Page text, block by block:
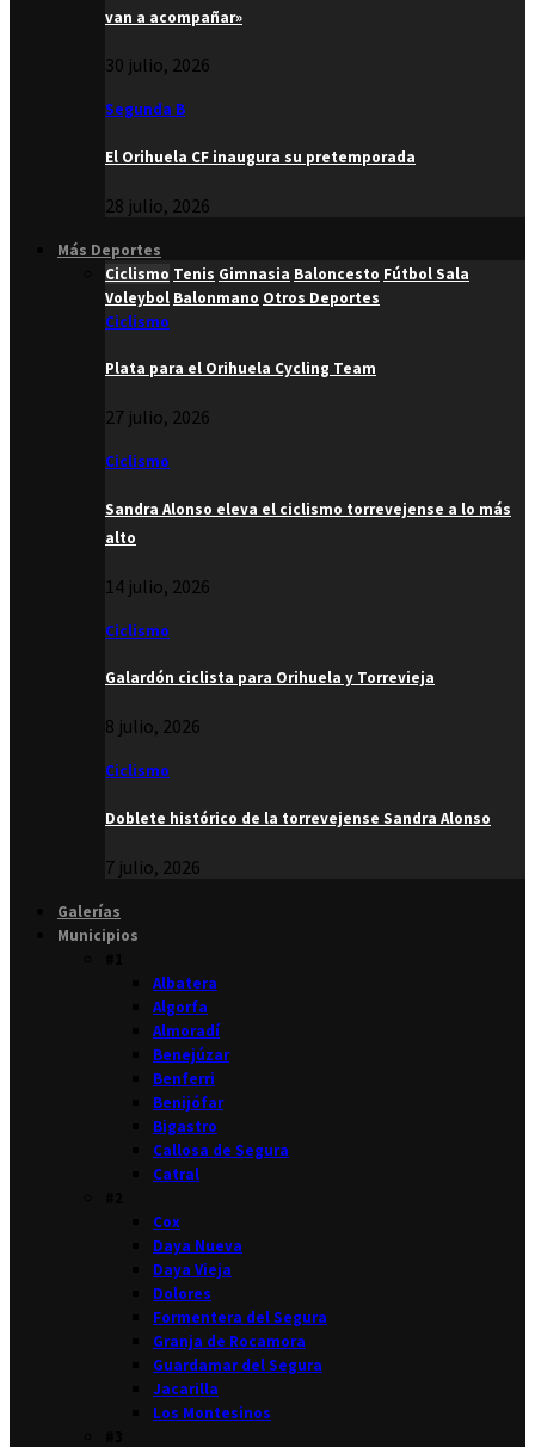
van a acompañar»
30 julio, 2026
Segunda B
El Orihuela CF inaugura su pretemporada
28 julio, 2026
Más Deportes
Ciclismo Tenis Gimnasia Baloncesto Fútbol Sala
Voleybol Balonmano Otros Deportes
Ciclismo
Plata para el Orihuela Cycling Team
27 julio, 2026
Ciclismo
Sandra Alonso eleva el ciclismo torrevejense a lo más
alto
14 julio, 2026
Ciclismo
Galardón ciclista para Orihuela y Torrevieja
8 julio, 2026
Ciclismo
Doblete histórico de la torrevejense Sandra Alonso
7 julio, 2026
Galerías
Municipios
Albatera
Algorfa
Almoradí
Benejúzar
Benferri
Benijófar
Bigastro
Callosa de Segura
Catral
Cox
Daya Nueva
Daya Vieja
Dolores
Formentera del Segura
Granja de Rocamora
Guardamar del Segura
Jacarilla
Los Montesinos